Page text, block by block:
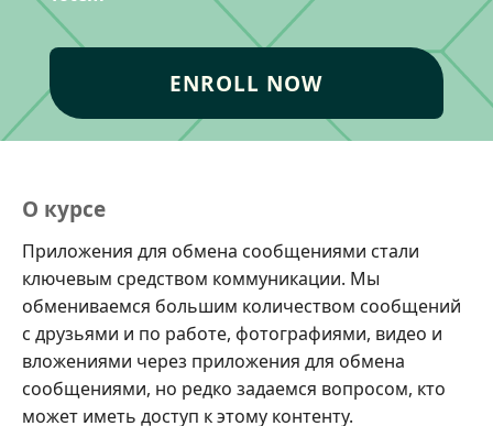
ENROLL NOW
О курсе
Приложения для обмена сообщениями стали
ключевым средством коммуникации. Мы
обмениваемся большим количеством сообщений
с друзьями и по работе, фотографиями, видео и
вложениями через приложения для обмена
сообщениями, но редко задаемся вопросом, кто
может иметь доступ к этому контенту.